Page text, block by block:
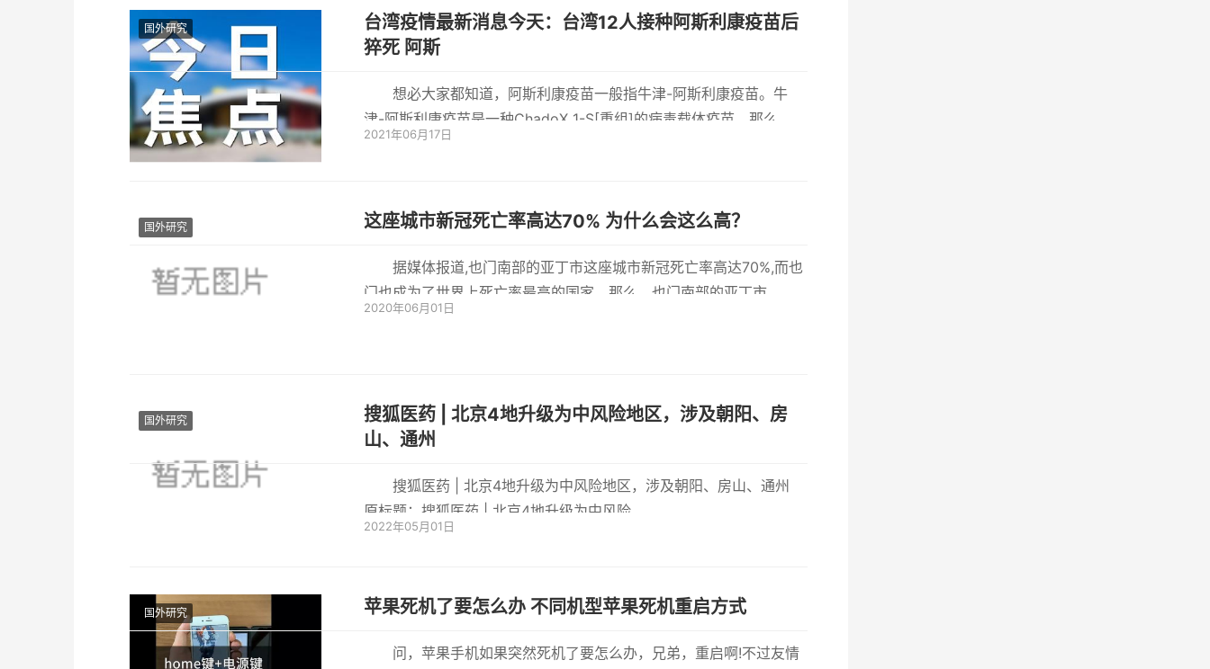
国外研究
台湾疫情最新消息今天：台湾12人接种阿斯利康疫苗后
猝死 阿斯
想必大家都知道，阿斯利康疫苗一般指牛津-阿斯利康疫苗。牛
津-阿斯利康疫苗是一种ChadoX 1-S[重组]的病毒载体疫苗。那么，对
于近日有消息
2021年06月17日
国外研究 这座城市新冠死亡率高达70% 为什么会这么高？
据媒体报道,也门南部的亚丁市这座城市新冠死亡率高达70%,而也
门也成为了世界上死亡率最高的国家。那么，也门南部的亚丁市
(Aden)新冠肺炎死
2020年06月01日
国外研究
搜狐医药 | 北京4地升级为中风险地区，涉及朝阳、房
山、通州
搜狐医药 | 北京4地升级为中风险地区，涉及朝阳、房山、通州
原标题：搜狐医药 | 北京4地升级为中风险
2022年05月01日
国外研究 苹果死机了要怎么办 不同机型苹果死机重启方式
问，苹果手机如果突然死机了要怎么办，兄弟，重启啊!不过友情